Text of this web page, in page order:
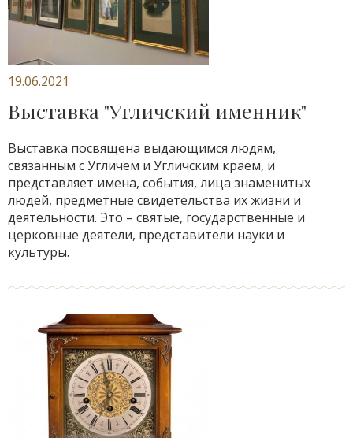
19.06.2021
Выставка "Угличский именник"
Выставка посвящена выдающимся людям,
связанным с Угличем и Угличским краем, и
представляет имена, события, лица знаменитых
людей, предметные свидетельства их жизни и
деятельности. Это – святые, государственные и
церковные деятели, представители науки и
культуры.